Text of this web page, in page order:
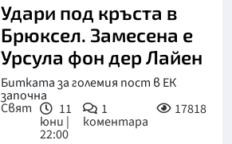
Удари под кръста в
Брюксел. Замесена е
Урсула фон дер Лайен
Битката за големия пост в ЕК
започна
Свят 11
юни |
22:00
1
коментара
17818